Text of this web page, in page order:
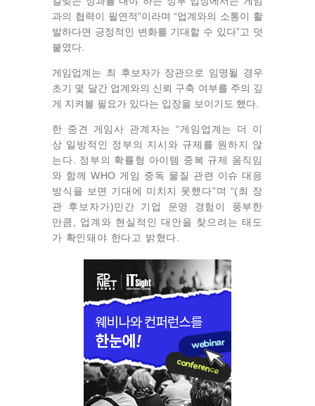
과의 협력이 필연적”이라며 “업계와의 소통이 활
발하다면 긍정적인 변화를 기대할 수 있다”고 덧
붙였다.
게임업계는 최 후보자가 장관으로 임명될 경우
초기 몇 달간 업계와의 신뢰 구축 여부를 주의 깊
게 지켜볼 필요가 있다는 입장을 보이기도 했다.
한 중견 게임사 관계자는 “게임업계는 더 이
상 일방적인 정부의 지시와 규제를 원하지 않
는다. 정부의 확률형 아이템 중복 규제 움직임
와 함께 WHO 게임 중독 물질 관련 이슈 대응
방식을 보면 기대에 미치지 못했다”며 “(최 장
관 후보자가)민간 기업 운영 경험이 풍부한
만큼, 업계와 현실적인 대안을 찾으려는 태도
가 확인돼야 한다고 밝혔다.